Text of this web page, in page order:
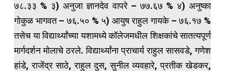
७८.३३ % ३) अनुजा ज्ञानदेव वापरे – ७७.६७ % ४) अनुष्का
गोकुळ भागवत – ७६.५० % ५) आयुष राहुल गायके – ७६.१७ %
तसेच या विद्यार्थ्यांच्या यशामध्ये कॉलेजमधील शिक्षकांचे सातत्यपूर्ण
मार्गदर्शन मोलाचे ठरले. विद्यार्थ्यांना प्राचार्य राहुल सासवडे, गणेश
हांडे, राजेंद्र साठे, राहुल दुस, सुनील व्यवहारे, प्रतीक खेडकर,